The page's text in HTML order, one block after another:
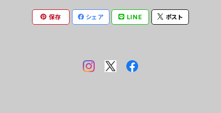
シートポスト、サドル
シューズ
ベル、かぎ
保存 シェア LINE ポスト